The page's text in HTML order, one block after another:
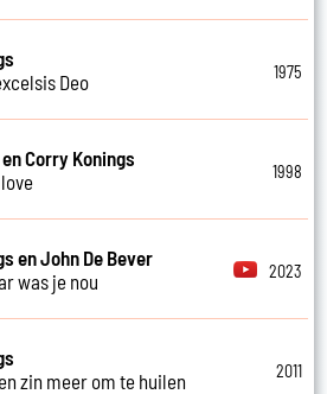
Deo
1975
Corry Konings
1998
en John De Bever
was je nou
2023
zin meer om te huilen
2011